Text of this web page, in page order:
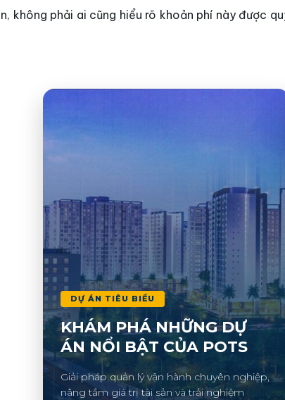
phải ai cũng hiểu rõ khoản phí này được
DỰ ÁN TIÊU BIỂU
KHÁM PHÁ NHỮNG DỰ
ÁN NỔI BẬT CỦA POTS
Giải pháp quản lý vận hành chuyên nghiệp,
nâng tầm giá trị tài sản và trải nghiệm